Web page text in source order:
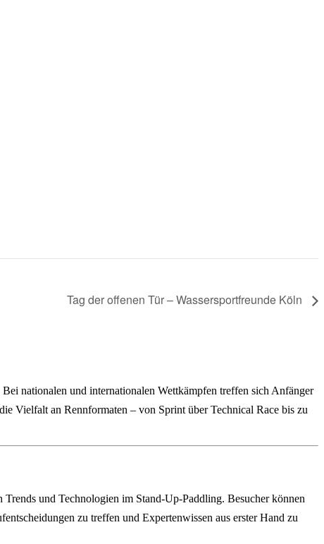
Tag der offenen Tür – Wassersportfreunde Köln
nationalen und internationalen Wettkämpfen treffen sich Anfänger
Vielfalt an Rennformaten – von Sprint über Technical Race bis zu
und Technologien im Stand-Up-Paddling. Besucher können
zu treffen und Expertenwissen aus erster Hand zu